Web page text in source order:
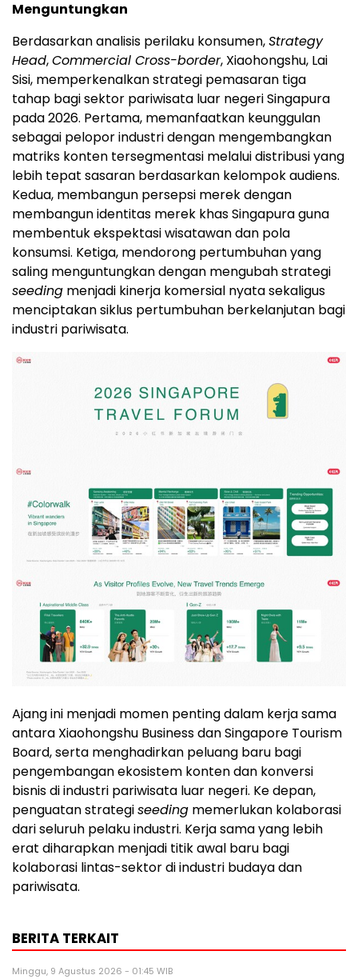
Menguntungkan
Berdasarkan analisis perilaku konsumen,Strategy
Head,Commercial Cross-border, Xiaohongshu, Lai
Sisi, memperkenalkan strategi pemasaran tiga
tahap bagi sektor pariwisata luar negeri Singapura
pada 2026. Pertama, memanfaatkan keunggulan
sebagai pelopor industri dengan mengembangkan
matriks konten tersegmentasi melalui distribusi yang
lebih tepat sasaran berdasarkan kelompok audiens.
Kedua, membangun persepsi merek dengan
membangun identitas merek khas Singapura guna
membentuk ekspektasi wisatawan dan pola
konsumsi. Ketiga, mendorong pertumbuhan yang
saling menguntungkan dengan mengubah strategi
seeding menjadi kinerja komersial nyata sekaligus
menciptakan siklus pertumbuhan berkelanjutan bagi
industri pariwisata.
Ajang ini menjadi momen penting dalam kerja sama
antara Xiaohongshu Business dan Singapore Tourism
Board, serta menghadirkan peluang baru bagi
pengembangan ekosistem konten dan konversi
bisnis di industri pariwisata luar negeri. Ke depan,
penguatan strategiseeding memerlukan kolaborasi
dari seluruh pelaku industri. Kerja sama yang lebih
erat diharapkan menjadi titik awal baru bagi
kolaborasi lintas-sektor di industri budaya dan
pariwisata.
BERITA TERKAIT
Minggu, 9 Agustus 2026 - 01:45 WIB